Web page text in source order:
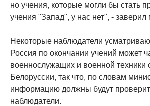
но учения, которые могли бы стать
учения "Запад", у нас нет", - заверил
Некоторые наблюдатели
Россия по окончании учений может
военнослужащих и военной техники
Белоруссии, так что, по словам
информацию должны будут
наблюдатели.